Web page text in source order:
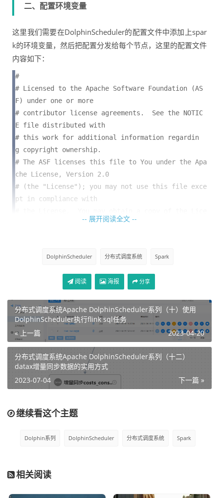
二、配置环境变量
这里我们需要在DolphinScheduler的配置文件中添加上spar
k的环境变量，然后把配置分发给每个节点，这里的配置文件
内容如下：
#
# Licensed to the Apache Software Foundation (AS
F) under one or more
# contributor license agreements.  See the NOTIC
E file distributed with
# this work for additional information regardin
g copyright ownership.
# The ASF licenses this file to You under the Apa
che License, Version 2.0
# (the "License"); you may not use this file exce
pt in compliance with
# Unless required by applicable law or agreed t
o in writing, software
n an "AS IS" BASIS,
# WITHOUT WARRANTIES OR CONDITIONS OF ANY KIND, e
ither express or implied.
# See the License for the specific language gover
ning permissions and
# limitations under the License.
#
# JAVA_HOME, will use it to start DolphinSchedule
r server
_271}
# Database related configuration, set database ty
pe, username and password
export DATABASE=${DATABASE:-mysql}
-- 展开阅读全文 --
DolphinScheduler 分布式调度系统 Spark
阅读 海报 分享
分布式调度系统Apache DolphinScheduler系列（十）使用
DolphinScheduler执行flink sql任务
« 上一篇
2023-04-20
分布式调度系统Apache DolphinScheduler系列（十二）
datax增量同步数据的实用方式
下一篇 »
2023-07-04
继续看这个主题
Dolphin系列 DolphinScheduler 分布式调度系统 Spark
相关阅读